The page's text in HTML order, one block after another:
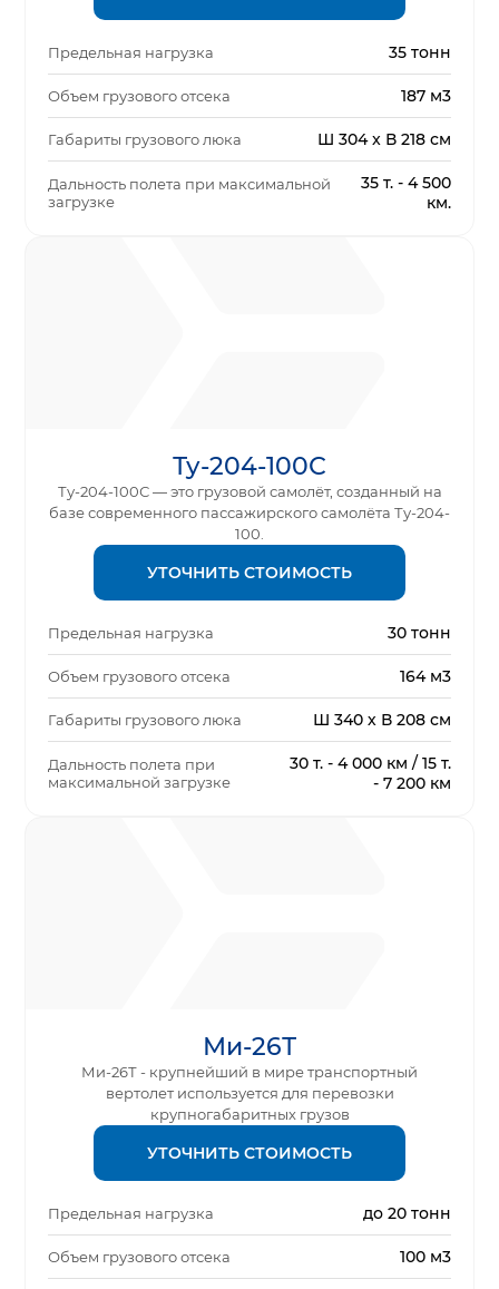
Предельная нагрузка 35 тонн
Объем грузового отсека 187 м3
Габариты грузового люка Ш 304 x В 218 см
Дальность полета при максимальной
загрузке
35 т. - 4 500
км.
Ту-204-100С
Ту-204-100С — это грузовой самолёт, созданный на
базе современного пассажирского самолёта Ту-204-
100.
УТОЧНИТЬ СТОИМОСТЬ
Предельная нагрузка 30 тонн
Объем грузового отсека 164 м3
Габариты грузового люка Ш 340 х В 208 см
Дальность полета при
максимальной загрузке
30 т. - 4 000 км / 15 т.
- 7 200 км
Ми-26Т
Ми-26Т - крупнейший в мире транспортный
вертолет используется для перевозки
крупногабаритных грузов
УТОЧНИТЬ СТОИМОСТЬ
Предельная нагрузка до 20 тонн
Объем грузового отсека 100 м3